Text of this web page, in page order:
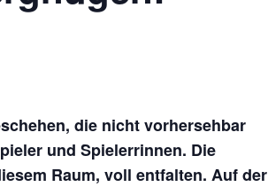
die nicht vorhersehbar
und Spielerrinnen. Die
Raum, voll entfalten. Auf der